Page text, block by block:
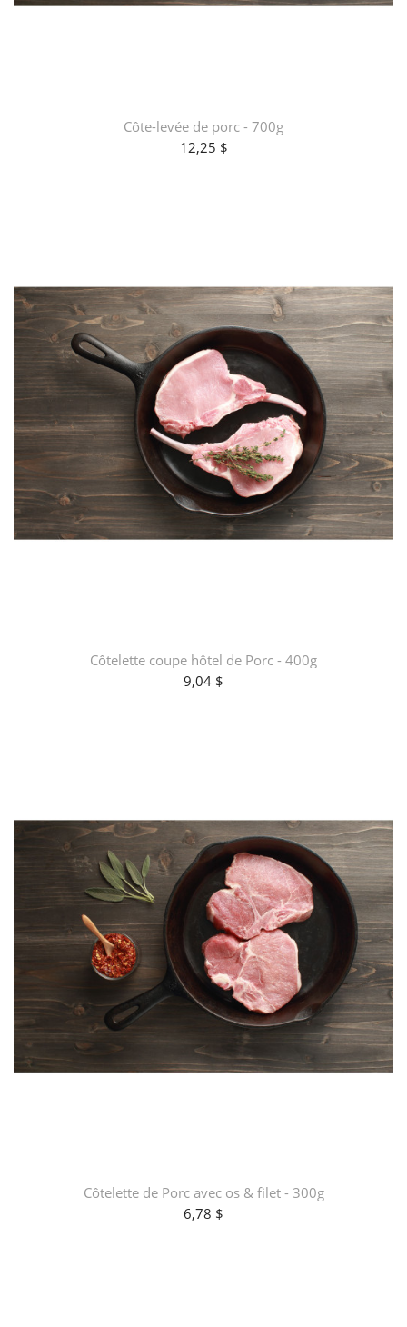
Côte-levée de porc - 700g
12,25 $
Côtelette coupe hôtel de Porc - 400g
9,04 $
Côtelette de Porc avec os & filet - 300g
6,78 $